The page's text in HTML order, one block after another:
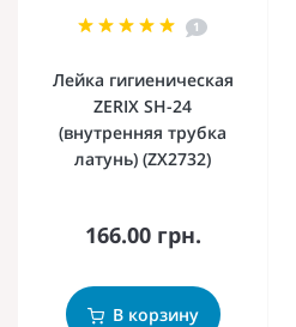
1
Лейка гигиеническая
ZERIX SH-24
(внутренняя трубка
латунь) (ZX2732)
166.00 грн.
В корзину